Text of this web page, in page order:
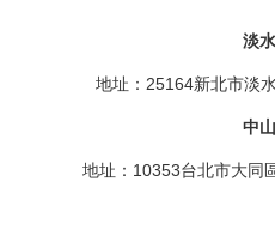
淡
地址：25164新北市淡
中
地址：10353台北市大同